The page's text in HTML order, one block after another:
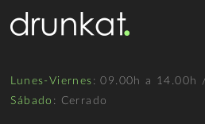
Lunes-Viernes : 09.00h a 14.00h
Sábado : Cerrado